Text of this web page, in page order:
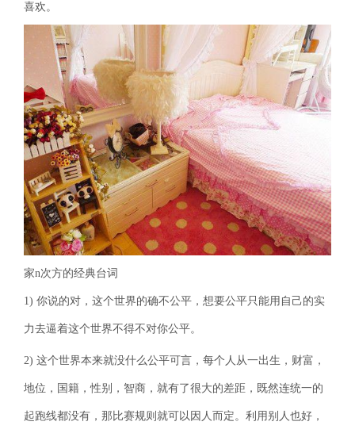
喜欢。
家n次方的经典台词
1) 你说的对，这个世界的确不公平，想要公平只能用自己的实
力去逼着这个世界不得不对你公平。
2) 这个世界本来就没什么公平可言，每个人从一出生，财富，
地位，国籍，性别，智商，就有了很大的差距，既然连统一的
起跑线都没有，那比赛规则就可以因人而定。利用别人也好，